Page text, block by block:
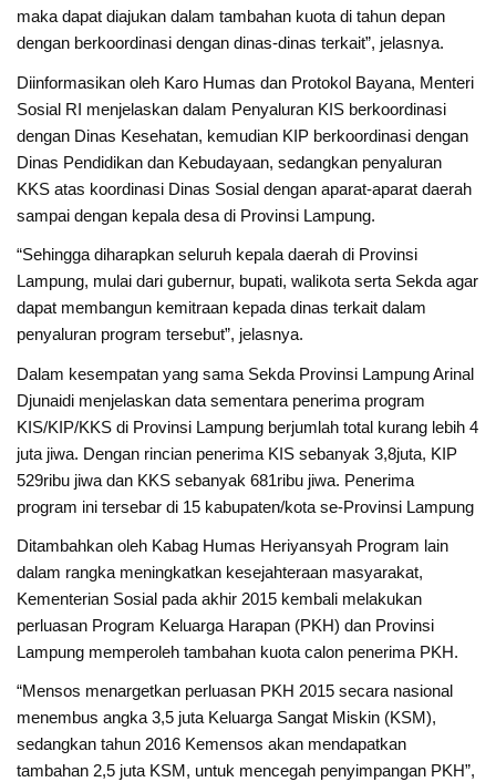
maka dapat diajukan dalam tambahan kuota di tahun depan
dengan berkoordinasi dengan dinas-dinas terkait”, jelasnya.
Diinformasikan oleh Karo Humas dan Protokol Bayana, Menteri
Sosial RI menjelaskan dalam Penyaluran KIS berkoordinasi
dengan Dinas Kesehatan, kemudian KIP berkoordinasi dengan
Dinas Pendidikan dan Kebudayaan, sedangkan penyaluran
KKS atas koordinasi Dinas Sosial dengan aparat-aparat daerah
sampai dengan kepala desa di Provinsi Lampung.
“Sehingga diharapkan seluruh kepala daerah di Provinsi
Lampung, mulai dari gubernur, bupati, walikota serta Sekda agar
dapat membangun kemitraan kepada dinas terkait dalam
penyaluran program tersebut”, jelasnya.
Dalam kesempatan yang sama Sekda Provinsi Lampung Arinal
Djunaidi menjelaskan data sementara penerima program
KIS/KIP/KKS di Provinsi Lampung berjumlah total kurang lebih 4
juta jiwa. Dengan rincian penerima KIS sebanyak 3,8juta, KIP
529ribu jiwa dan KKS sebanyak 681ribu jiwa. Penerima
program ini tersebar di 15 kabupaten/kota se-Provinsi Lampung
Ditambahkan oleh Kabag Humas Heriyansyah Program lain
dalam rangka meningkatkan kesejahteraan masyarakat,
Kementerian Sosial pada akhir 2015 kembali melakukan
perluasan Program Keluarga Harapan (PKH) dan Provinsi
Lampung memperoleh tambahan kuota calon penerima PKH.
“Mensos menargetkan perluasan PKH 2015 secara nasional
menembus angka 3,5 juta Keluarga Sangat Miskin (KSM),
sedangkan tahun 2016 Kemensos akan mendapatkan
tambahan 2,5 juta KSM, untuk mencegah penyimpangan PKH”,